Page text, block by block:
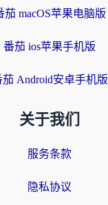
茄 macOS苹果电脑版
番茄 ios苹果手机版
茄 Android安卓手机版
关于我们
服务条款
隐私协议